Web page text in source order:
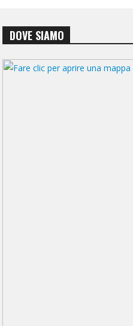
DOVE SIAMO